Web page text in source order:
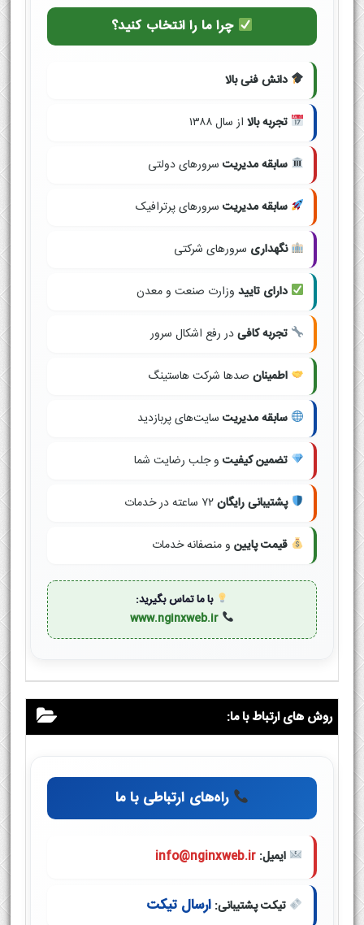
چرا ما را انتخاب کنید؟
دانش فنی بالا
تجربه بالا از سال ۱۳۸۸
سابقه مدیریت سرورهای دولتی
سابقه مدیریت سرورهای پرترافیک
نگهداری سرورهای شرکتی
دارای تایید وزارت صنعت و معدن
تجربه کافیدر رفع اشکال سرور
اطمینان صدها شرکت هاستینگ
سابقه مدیریت سایت‌های پربازدید
تضمین کیفیت و جلب رضایت شما
پشتیبانی رایگان۷۲ ساعته در خدمات
قیمت پایین و منصفانه خدمات
با ما تماس بگیرید:
www.nginxweb.ir
روش های ارتباط با ما:
راه‌های ارتباطی با ما
ایمیل: info@nginxweb.ir
تیکت پشتیبانی: ارسال تیکت